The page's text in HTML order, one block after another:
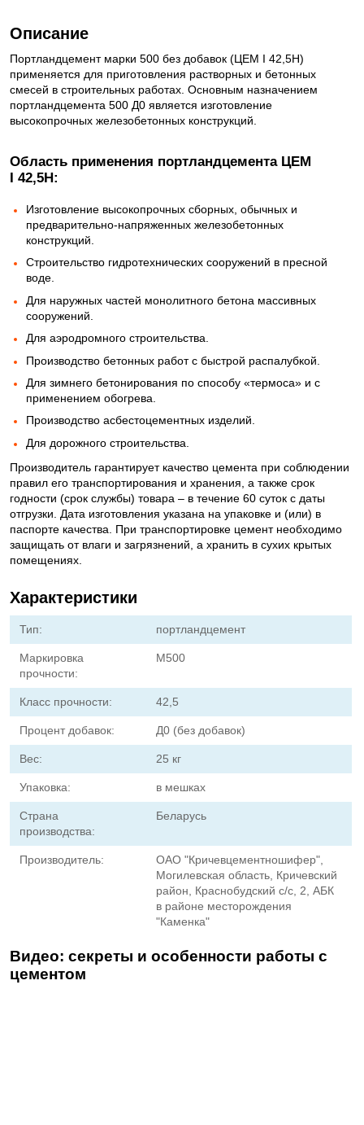
Описание
Портландцемент марки 500 без добавок (ЦЕМ I 42,5Н)
применяется для приготовления растворных и бетонных
смесей в строительных работах. Основным назначением
портландцемента 500 Д0 является изготовление
высокопрочных железобетонных конструкций.
Область применения портландцемента ЦЕМ
I 42,5Н:
Изготовление высокопрочных сборных, обычных и
предварительно-напряженных железобетонных
конструкций.
Строительство гидротехнических сооружений в пресной
воде.
Для наружных частей монолитного бетона массивных
сооружений.
Для аэродромного строительства.
Производство бетонных работ с быстрой распалубкой.
Для зимнего бетонирования по способу «термоса» и с
применением обогрева.
Производство асбестоцементных изделий.
Для дорожного строительства.
Производитель гарантирует качество цемента при соблюдении
правил его транспортирования и хранения, а также срок
годности (срок службы) товара – в течение 60 суток с даты
отгрузки. Дата изготовления указана на упаковке и (или) в
паспорте качества. При транспортировке цемент необходимо
защищать от влаги и загрязнений, а хранить в сухих крытых
помещениях.
Характеристики
Тип: портландцемент
Маркировка
прочности:
М500
Класс прочности: 42,5
Процент добавок: Д0 (без добавок)
Вес: 25 кг
Упаковка: в мешках
Страна
производства:
Беларусь
Производитель:
ОАО "Кричевцементношифер",
Могилевская область, Кричевский
район, Краснобудский с/с, 2, АБК
в районе месторождения
"Каменка"
Видео: секреты и особенности работы с
цементом